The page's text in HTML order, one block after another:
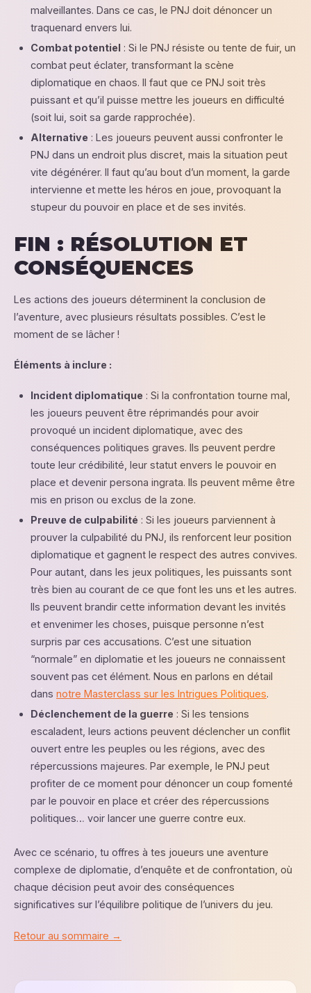
malveillantes. Dans ce cas, le PNJ doit dénoncer un
traquenard envers lui.
Combat potentiel : Si le PNJ résiste ou tente de fuir, un
combat peut éclater, transformant la scène
diplomatique en chaos. Il faut que ce PNJ soit très
puissant et qu’il puisse mettre les joueurs en difficulté
(soit lui, soit sa garde rapprochée).
Alternative : Les joueurs peuvent aussi confronter le
PNJ dans un endroit plus discret, mais la situation peut
vite dégénérer. Il faut qu’au bout d’un moment, la garde
intervienne et mette les héros en joue, provoquant la
stupeur du pouvoir en place et de ses invités.
FIN : RÉSOLUTION ET
CONSÉQUENCES
Les actions des joueurs déterminent la conclusion de
l’aventure, avec plusieurs résultats possibles. C’est le
moment de se lâcher !
Éléments à inclure :
Incident diplomatique : Si la confrontation tourne mal,
les joueurs peuvent être réprimandés pour avoir
provoqué un incident diplomatique, avec des
conséquences politiques graves. Ils peuvent perdre
toute leur crédibilité, leur statut envers le pouvoir en
place et devenir persona ingrata. Ils peuvent même être
mis en prison ou exclus de la zone.
Preuve de culpabilité : Si les joueurs parviennent à
prouver la culpabilité du PNJ, ils renforcent leur position
diplomatique et gagnent le respect des autres convives.
Pour autant, dans les jeux politiques, les puissants sont
très bien au courant de ce que font les uns et les autres.
Ils peuvent brandir cette information devant les invités
et envenimer les choses, puisque personne n’est
surpris par ces accusations. C’est une situation
“normale” en diplomatie et les joueurs ne connaissent
souvent pas cet élément. Nous en parlons en détail
dans notre Masterclass sur les Intrigues Politiques.
Déclenchement de la guerre : Si les tensions
escaladent, leurs actions peuvent déclencher un conflit
ouvert entre les peuples ou les régions, avec des
répercussions majeures. Par exemple, le PNJ peut
profiter de ce moment pour dénoncer un coup fomenté
par le pouvoir en place et créer des répercussions
politiques… voir lancer une guerre contre eux.
Avec ce scénario, tu offres à tes joueurs une aventure
complexe de diplomatie, d’enquête et de confrontation, où
chaque décision peut avoir des conséquences
significatives sur l’équilibre politique de l’univers du jeu.
Retour au sommaire →